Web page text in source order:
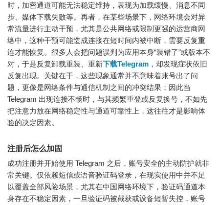
时，加密通道可能无法稳定维持，表现为加载缓慢、消息不同
步、媒体下载失败等。再者，在某些场景下，网络环境会对异
常流量进行主动干预，尤其是公共网络或限制更强的运营商网
络中，这种干预可能造成连接在短时间内被中断，需要反复重
连才能恢复。很多人会把问题误判为应用本身“装错了”或版本不
对，于是反复卸载重装、重新下载Telegram ，却发现症状依旧
反复出现。关键在于，这些现象通常并不意味着账号出了问
题，更像是网络条件与通信机制之间的冲突结果；因此当
Telegram 出现连接不畅时，与其频繁重登或反复换号，不如先
把注意力放在网络稳定性与通道可靠性上，这往往才是影响体
验的决定因素。
注册后怎么加固
成功注册并开始使用 Telegram 之后，账号安全的主动防护就非
常关键。仅依赖短信或语音验证码登录，在现实使用中并不足
以覆盖全部风险场景，尤其在中国网络环境下，验证码通道本
身存在不稳定因素，一旦验证码被截获或设备短暂失控，账号